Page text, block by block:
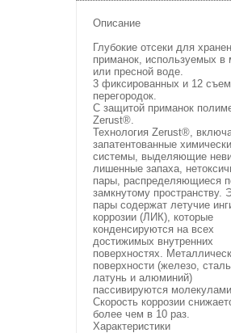
Описание
Глубокие отсеки для
приманок, используемых в
или пресной воде.
3 фиксированных и 12
перегородок.
С защитой приманок
Zerust®.
Технология Zerust®,
запатентованные
системы, выделяющие
лишенные запаха,
пары, распределяющиеся
замкнутому пространству.
пары содержат летучие
коррозии (ЛИК), которые
конденсируются на всех
достижимых внутренних
поверхностях.
поверхности (железо,
латунь и алюминий)
пассивируются
Скорость коррозии
более чем в 10 раз.
Характеристики